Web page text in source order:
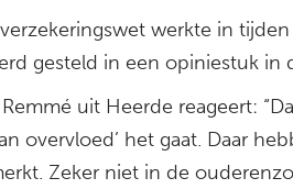
werkte in
gesteld in een opiniestuk in
uit Heerde reageert:
overvloed’ het gaat. Daar
Zeker niet in de